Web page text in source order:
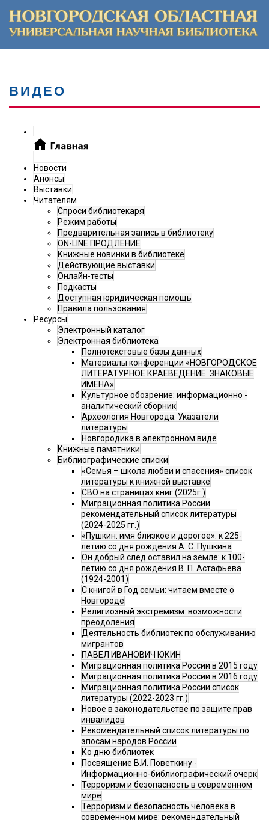
ВИДЕО
Новости
Анонсы
Выставки
Читателям
Спроси библиотекаря
Режим работы
Предварительная запись в библиотеку
ON-LINE ПРОДЛЕНИЕ
Книжные новинки в библиотеке
Действующие выставки
Онлайн-тесты
Подкасты
Доступная юридическая помощь
Правила пользования
Ресурсы
Электронный каталог
Электронная библиотека
Полнотекстовые базы данных
Материалы конференции «НОВГОРОДСКОЕ
ЛИТЕРАТУРНОЕ КРАЕВЕДЕНИЕ: ЗНАКОВЫЕ
ИМЕНА»
Культурное обозрение: информационно -
аналитический сборник
Археология Новгорода. Указатели
литературы
Новгородика в электронном виде
Книжные памятники
Библиографические списки
«Семья – школа любви и спасения» список
литературы к книжной выставке
СВО на страницах книг (2025г.)
Миграционная политика России
рекомендательный список литературы
(2024-2025 гг.)
«Пушкин: имя близкое и дорогое»: к 225-
летию со дня рождения А. С. Пушкина
Он добрый след оставил на земле: к 100-
летию со дня рождения В. П. Астафьева
(1924-2001)
С книгой в Год семьи: читаем вместе о
Новгороде
Религиозный экстремизм: возможности
преодоления
Деятельность библиотек по обслуживанию
мигрантов
ПАВЕЛ ИВАНОВИЧ ЮКИН
Миграционная политика России в 2015 году
Миграционная политика России в 2016 году
Миграционная политика России список
литературы (2022-2023 гг.)
Новое в законодательстве по защите прав
инвалидов
Рекомендательный список литературы по
эпосам народов России
Ко дню библиотек
Посвящение В.И. Поветкину -
Информационно-библиографический очерк
Терроризм и безопасность в современном
мире
Терроризм и безопасность человека в
современном мире: рекомендательный